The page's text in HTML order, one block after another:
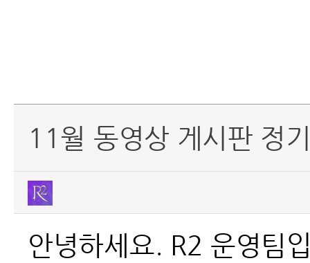
11월 동영상 게시판 정
안녕하세요. R2 운영팀